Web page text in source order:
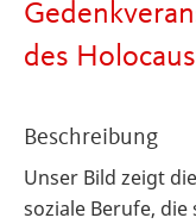
des
Beschreibung
Unser Bild zeigt
soziale Berufe, die